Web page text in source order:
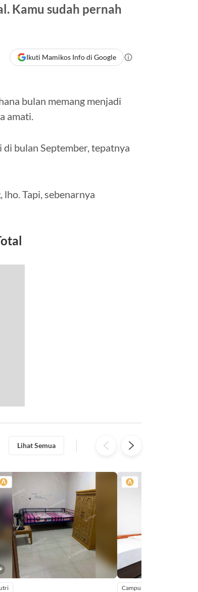
Kamu sudah pernah
Ikuti Mamikos Info di Google
bulan memang menjadi
amati.
bulan September, tepatnya
Tapi, sebenarnya
Lihat Semua
Campur